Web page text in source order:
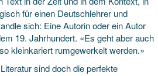
für einen Deutschlehrer und
sich: Eine Autorin oder ein Autor
19. Jahrhundert. «Es geht aber auch
kleinkariert rumgewerkelt werden.»
sind doch die perfekte